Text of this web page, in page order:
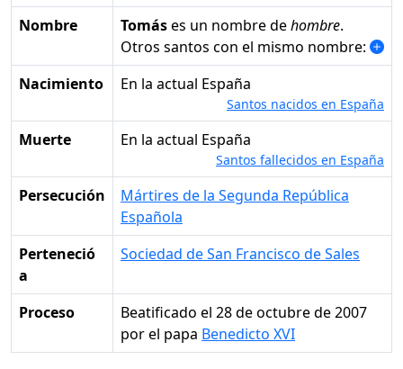
Nombre
Tomáses un nombre dehombre.
Otros santos con el mismo nombre:
Nacimiento
en la actual España
Santos nacidos en España
Muerte en la actual España
Santos fallecidos en España
Persecución
Mártires de la Segunda República
Española
Perteneció
a
Sociedad de San Francisco de Sales
Proceso
Beatificado el 28 de octubre de 2007
por el papa Benedicto XVI